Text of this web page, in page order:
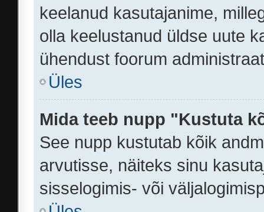
keelanud kasutajanime,
olla keelustanud üldse uute
ühendust foorum
Üles
Mida teeb nupp "Kustuta
See nupp kustutab kõik
arvutisse, näiteks sinu
sisselogimis- või